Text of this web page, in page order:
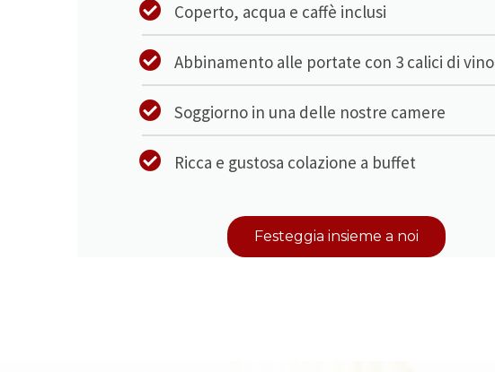
Coperto, acqua e caffè inclusi
Abbinamento alle portate con 3 calici di vino
Soggiorno in una delle nostre camere
Ricca e gustosa colazione a buffet
Festeggia insieme a noi